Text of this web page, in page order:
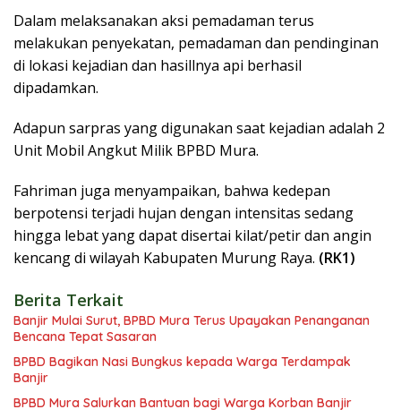
Dalam melaksanakan aksi pemadaman terus
melakukan penyekatan, pemadaman dan pendinginan
di lokasi kejadian dan hasillnya api berhasil
dipadamkan.
Adapun sarpras yang digunakan saat kejadian adalah 2
Unit Mobil Angkut Milik BPBD Mura.
Fahriman juga menyampaikan, bahwa kedepan
berpotensi terjadi hujan dengan intensitas sedang
hingga lebat yang dapat disertai kilat/petir dan angin
kencang di wilayah Kabupaten Murung Raya. (RK1)
Berita Terkait
Banjir Mulai Surut, BPBD Mura Terus Upayakan Penanganan
Bencana Tepat Sasaran
BPBD Bagikan Nasi Bungkus kepada Warga Terdampak
Banjir
BPBD Mura Salurkan Bantuan bagi Warga Korban Banjir